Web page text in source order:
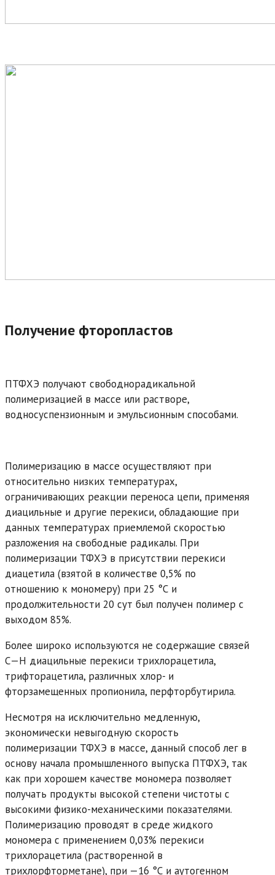
Получение фторопластов
ПТФХЭ получают свободнорадикальной
полимеризацией в массе или растворе,
водносуспензионным и эмульсионным способами.
Полимеризацию в массе осуществляют при
относительно низких температурах,
ограничивающих реакции переноса цепи, применяя
диацильные и другие перекиси, обладающие при
данных температурах приемлемой скоростью
разложения на свободные радикалы. При
полимеризации ТФХЭ в присутствии перекиси
диацетила (взятой в количестве 0,5% по
отношению к мономеру) при 25 °С и
продолжительности 20 сут был получен полимер с
выходом 85%.
Более широко используются не содержащие связей
С—Н диацильные перекиси трихлорацетила,
трифторацетила, различных хлор- и
фторзамещенных пропионила, перфторбутирила.
Несмотря на исключительно медленную,
экономически невыгодную скорость
полимеризации ТФХЭ в массе, данный способ лег в
основу начала промышленного выпуска ПТФХЭ, так
как при хорошем качестве мономера позволяет
получать продукты высокой степени чистоты с
высокими физико-механическими показателями.
Полимеризацию проводят в среде жидкого
мономера с применением 0,03% перекиси
трихлорацетила (растворенной в
трихлорфторметане), при —16 °С и аутогенном